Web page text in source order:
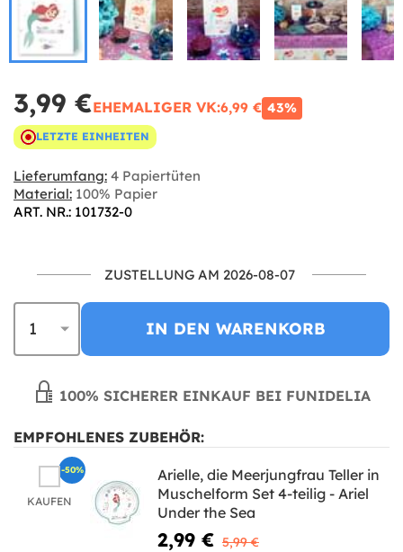
3,99 €EHEMALIGER VK:6,99 € 43%
LETZTE EINHEITEN
Lieferumfang: 4 Papiertüten
Material: 100% Papier
ART. NR.: 101732-0
ZUSTELLUNG AM 2026-08-07
IN DEN WARENKORB
100% SICHERER EINKAUF BEI FUNIDELIA
EMPFOHLENES ZUBEHÖR:
KAUFEN
Arielle, die Meerjungfrau Teller in
Muschelform Set 4-teilig - Ariel
Under the Sea
2,99 € 5,99 €
-50%